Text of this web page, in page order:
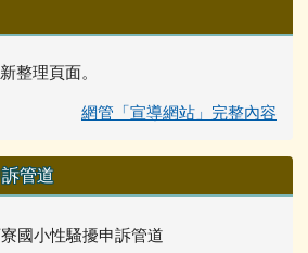
整理頁面。
網管「宣導網站」完整內容
管道